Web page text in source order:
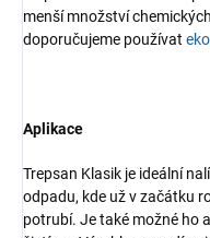
menší množství
doporučujeme používat
Aplikace
Trepsan Klasik je ideální
odpadu, kde už v začátku
potrubí. Je také možné ho